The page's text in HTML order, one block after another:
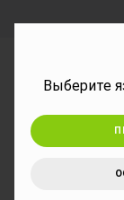
Выберите